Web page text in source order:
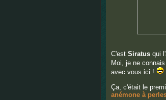
C'est Siratus qui
Moi, je ne
avec vous ici !
Ça, c'était le
anémone à